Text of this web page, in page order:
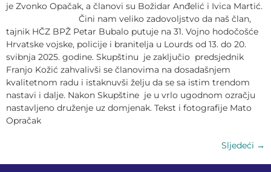
je Zvonko Opačak, a članovi su Božidar Anđelić i Ivica Martić.
Čini nam veliko zadovoljstvo da naš član,
tajnik HČZ BPŽ Petar Bubalo putuje na 31. Vojno hodočošće
Hrvatske vojske, policije i branitelja u Lourds od 13. do 20.
svibnja 2025. godine. Skupštinu je zaključio predsjednik
Franjo Kožić zahvalivši se članovima na dosadašnjem
kvalitetnom radu i istaknuvši želju da se sa istim trendom
nastavi i dalje. Nakon Skupštine je u vrlo ugodnom ozračju
nastavljeno druženje uz domjenak. Tekst i fotografije Mato
Opračak
Sljedeći →